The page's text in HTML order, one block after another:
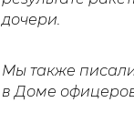
дочери.
Мы также
в Доме